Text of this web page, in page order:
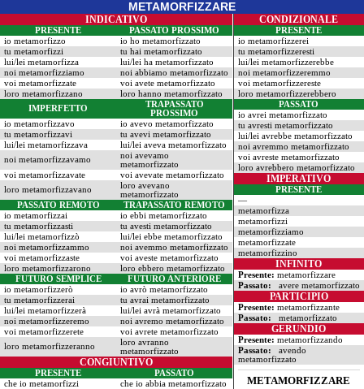
METAMORFIZZARE
INDICATIVO
PRESENTE
PASSATO PROSSIMO
io metamorfizzo
io ho metamorfizzato
tu metamorfizzi
tu hai metamorfizzato
lui/lei metamorfizza
lui/lei ha metamorfizzato
noi metamorfizziamo
noi abbiamo metamorfizzato
voi metamorfizzate
voi avete metamorfizzato
loro metamorfizzano
loro hanno metamorfizzato
IMPERFETTO
TRAPASSATO
PROSSIMO
io metamorfizzavo
io avevo metamorfizzato
tu metamorfizzavi
tu avevi metamorfizzato
lui/lei metamorfizzava
lui/lei aveva metamorfizzato
noi metamorfizzavamo
noi avevamo
metamorfizzato
voi metamorfizzavate
voi avevate metamorfizzato
loro metamorfizzavano
loro avevano
metamorfizzato
PASSATO REMOTO
TRAPASSATO REMOTO
io metamorfizzai
io ebbi metamorfizzato
tu metamorfizzasti
tu avesti metamorfizzato
lui/lei metamorfizzò
lui/lei ebbe metamorfizzato
noi metamorfizzammo
noi avemmo metamorfizzato
voi metamorfizzaste
voi aveste metamorfizzato
loro metamorfizzarono
loro ebbero metamorfizzato
FUTURO SEMPLICE
FUTURO ANTERIORE
io metamorfizzerò
io avrò metamorfizzato
tu metamorfizzerai
tu avrai metamorfizzato
lui/lei metamorfizzerà
lui/lei avrà metamorfizzato
noi metamorfizzeremo
noi avremo metamorfizzato
voi metamorfizzerete
voi avrete metamorfizzato
loro metamorfizzeranno
loro avranno
metamorfizzato
CONGIUNTIVO
PRESENTE
PASSATO
che io metamorfizzi
che io abbia metamorfizzato
CONDIZIONALE
PRESENTE
io metamorfizzerei
tu metamorfizzeresti
lui/lei metamorfizzerebbe
noi metamorfizzeremmo
voi metamorfizzereste
loro metamorfizzerebbero
PASSATO
io avrei metamorfizzato
tu avresti metamorfizzato
lui/lei avrebbe metamorfizzato
noi avremmo metamorfizzato
voi avreste metamorfizzato
loro avrebbero metamorfizzato
IMPERATIVO
PRESENTE
—
metamorfizza
metamorfizzi
metamorfizziamo
metamorfizzate
metamorfizzino
INFINITO
Presente: metamorfizzare
Passato: avere metamorfizzato
PARTICIPIO
Presente: metamorfizzante
Passato: metamorfizzato
GERUNDIO
Presente: metamorfizzando
Passato: avendo
metamorfizzato
METAMORFIZZARE